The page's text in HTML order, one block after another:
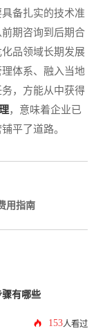
备扎实的技术准
期咨询到后期合
品领域长期发展
体系、融入当地
，方能从中获得
，意味着企业已
平了道路。
用指南
有哪些
153人看过